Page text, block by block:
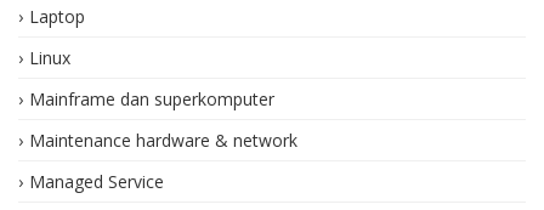
Laptop
Linux
Mainframe dan superkomputer
Maintenance hardware & network
Managed Service